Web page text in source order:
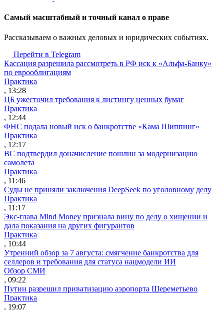
Cамый масштабный и точный канал о праве
Рассказываем о важных деловых и юридических событиях.
Перейти в Telegram
Кассация разрешила рассмотреть в РФ иск к «Альфа-Банку»
по еврооблигациям
Практика
, 13:28
ЦБ ужесточил требования к листингу ценных бумаг
Практика
, 12:44
ФНС подала новый иск о банкротстве «Кама Шиппинг»
Практика
, 12:17
ВС подтвердил доначисление пошлин за модернизацию
самолета
Практика
, 11:46
Суды не приняли заключения DeepSeek по уголовному делу
Практика
, 11:17
Экс-глава Mind Money признала вину по делу о хищении и
дала показания на других фигурантов
Практика
, 10:44
Утренний обзор за 7 августа: смягчение банкротства для
селлеров и требования для статуса нацмодели ИИ
Обзор СМИ
, 09:22
Путин разрешил приватизацию аэропорта Шереметьево
Практика
, 19:07